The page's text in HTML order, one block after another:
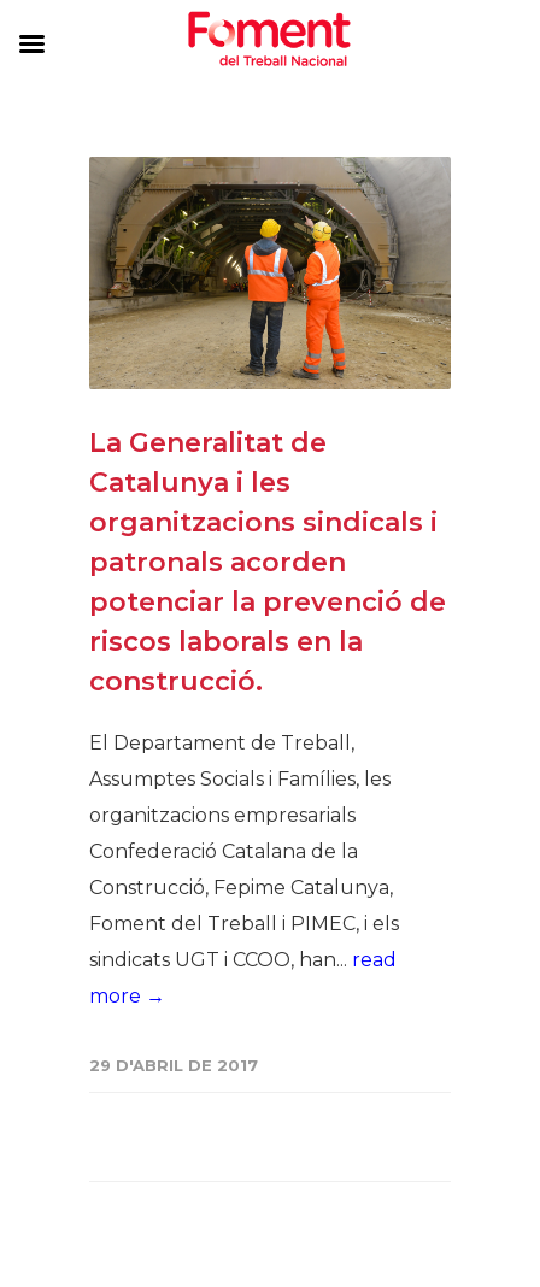
La Generalitat de
Catalunya i les
organitzacions sindicals i
patronals acorden
potenciar la prevenció de
riscos laborals en la
construcció.
El Departament de Treball,
Assumptes Socials i Famílies, les
organitzacions empresarials
Confederació Catalana de la
Construcció, Fepime Catalunya,
Foment del Treball i PIMEC, i els
sindicats UGT i CCOO, han... read
more →
29 D'ABRIL DE 2017